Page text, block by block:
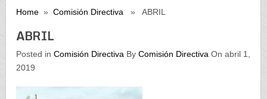
Home »Comisión Directiva » ABRIL
ABRIL
Posted inComisión Directiva ByComisión Directiva On abril 1,
2019